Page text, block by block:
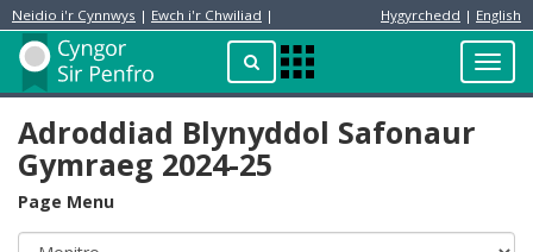
Neidio i'r Cynnwys | Ewch i'r Chwiliad | Hygyrchedd | English
ChwilioApps
Menu
Preswylydd
Adroddiad Blynyddol Safonaur
Gymraeg 2024-25
Page Menu